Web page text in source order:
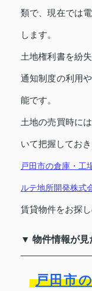
類で、現在では
します。
土地権利書を紛
通知制度の利用
能です。
土地の売買時に
いて把握しておき
戸田市の倉庫・工
ルテ地所開発株式
賃貸物件をお探
▼ 物件情報が見
戸田市